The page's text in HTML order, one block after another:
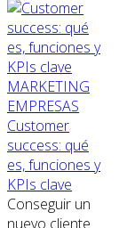
MARKETING
EMPRESAS
Customer
success: qué
es, funciones y
KPIs clave
Conseguir un
nuevo cliente